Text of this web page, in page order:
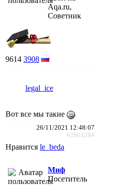
Aqa.ru,
Советник
9614 3908
legal_ice
Вот все мы такие
26/11/2021 12:48:07
#2961264
Нравится le_beda
Миф
Посетитель